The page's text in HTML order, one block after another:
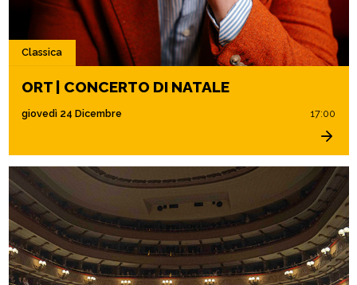
Classica
ORT | CONCERTO DI NATALE
giovedì 24 Dicembre 17:00